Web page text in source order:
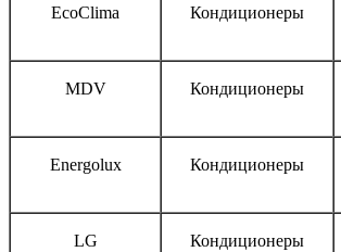
EcoClima
Кондиционеры
MDV
Кондиционеры
Energolux
Кондиционеры
LG
Кондиционеры